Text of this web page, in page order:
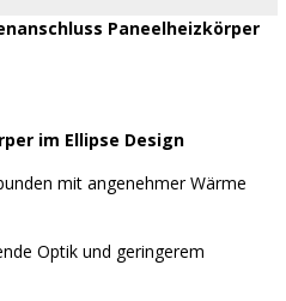
Paneelheizkörper
im Ellipse Design
mit angenehmer Wärme
Optik und geringerem